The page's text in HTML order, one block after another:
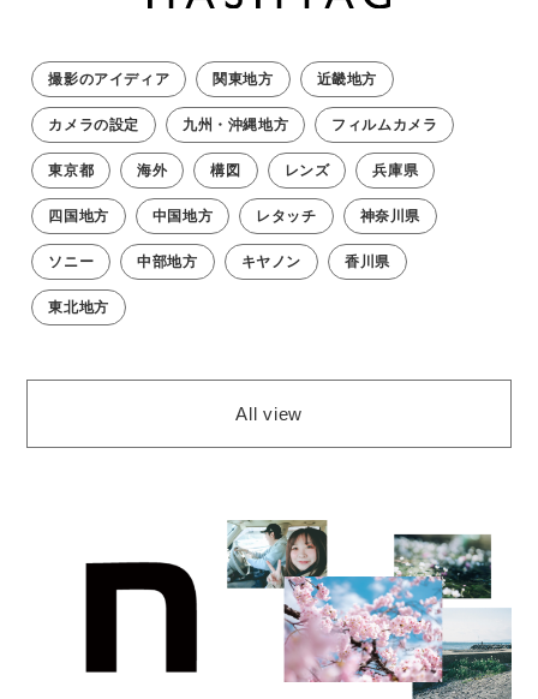
撮影のアイディア 関東地方 近畿地方
カメラの設定 九州・沖縄地方 フィルムカメラ
東京都 海外 構図 レンズ 兵庫県
四国地方 中国地方 レタッチ 神奈川県
ソニー 中部地方 キヤノン 香川県
東北地方
All view